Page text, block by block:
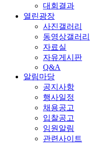
대회결과
열린광장
사진갤러리
동영상갤러리
자료실
자유게시판
Q&A
알림마당
공지사항
행사일정
채용공고
입찰공고
임원알림
관련사이트